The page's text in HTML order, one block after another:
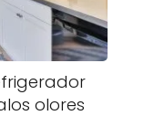
olores